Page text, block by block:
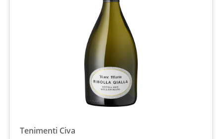
Tenimenti Civa